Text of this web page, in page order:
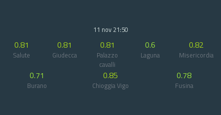
11 nov 21:50
0.81
Salute
0.81
Giudecca
0.81
Palazzo
cavalli
0.6
Laguna
0.82
Misericordia
0.71
Burano
0.85
Chioggia Vigo
0.78
Fusina